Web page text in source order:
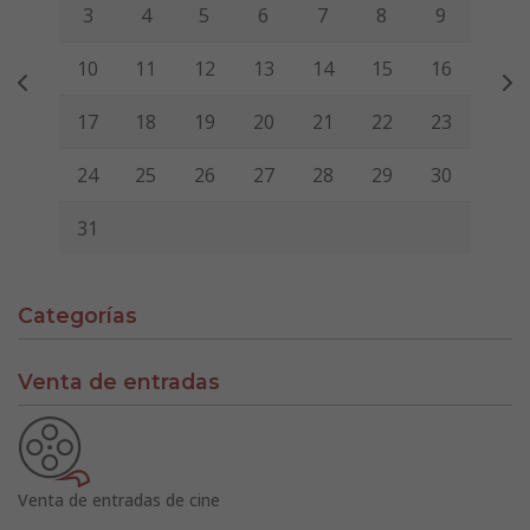
3 4 5 6 7 8 9
10 11 12 13 14 15 16
17 18 19 20 21 22 23
24 25 26 27 28 29 30
31
Categorías
Venta de entradas
Venta de entradas de cine